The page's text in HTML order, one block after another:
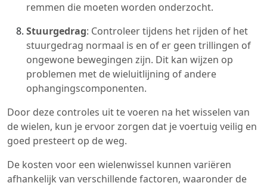
remmen die moeten worden onderzocht.
Stuurgedrag: Controleer tijdens het rijden of het
stuurgedrag normaal is en of er geen trillingen of
ongewone bewegingen zijn. Dit kan wijzen op
problemen met de wieluitlijning of andere
ophangingscomponenten.
Door deze controles uit te voeren na het wisselen van
de wielen, kun je ervoor zorgen dat je voertuig veilig en
goed presteert op de weg.
De kosten voor een wielenwissel kunnen variëren
afhankelijk van verschillende factoren, waaronder de